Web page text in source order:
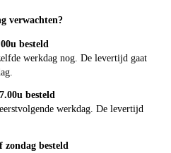
verwachten?
besteld
werkdag nog. De levertijd gaat
besteld
werkdag. De levertijd
besteld